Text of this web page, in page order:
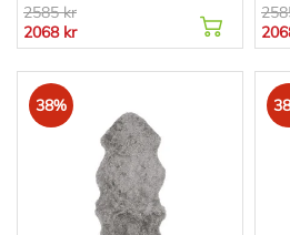
2585 kr
2068 kr
38%